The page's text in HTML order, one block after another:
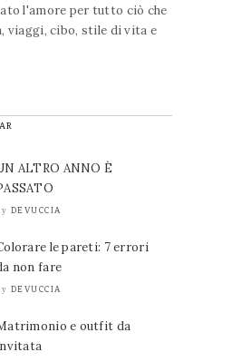
l'amore per tutto ciò che
viaggi, cibo, stile di vita e
ALTRO ANNO È
DEVUCCIA
le pareti: 7 errori
non fare
DEVUCCIA
e outfit da